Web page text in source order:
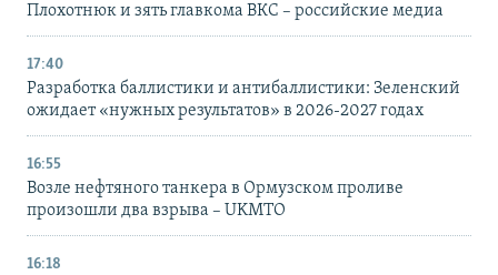
Плохотнюк и зять главкома ВКС – российские медиа
17:40
Разработка баллистики и антибаллистики: Зеленский
ожидает «нужных результатов» в 2026-2027 годах
16:55
Возле нефтяного танкера в Ормузском проливе
произошли два взрыва – UKMTO
16:18